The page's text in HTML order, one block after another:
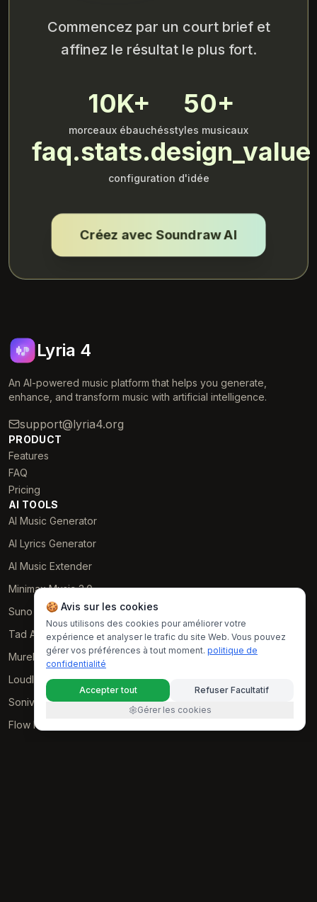
Commencez par un court brief et
affinez le résultat le plus fort.
10K+
morceaux ébauchés
50+
styles musicaux
faq.stats.design_value
configuration d'idée
Créez avec Soundraw AI
Lyria 4
An AI-powered music platform that helps you generate,
enhance, and transform music with artificial intelligence.
support@lyria4.org
PRODUCT
Features
FAQ
Pricing
AI TOOLS
AI Music Generator
AI Lyrics Generator
AI Music Extender
Minimax Music 3.0
Suno V6
Tad AI
Mureka AI
Loudly AI
Soniva Music AI
Flow Music
🍪 Avis sur les cookies
Nous utilisons des cookies pour améliorer votre
expérience et analyser le trafic du site Web. Vous pouvez
gérer vos préférences à tout moment. politique de
confidentialité
Accepter tout
Refuser Facultatif
Gérer les cookies